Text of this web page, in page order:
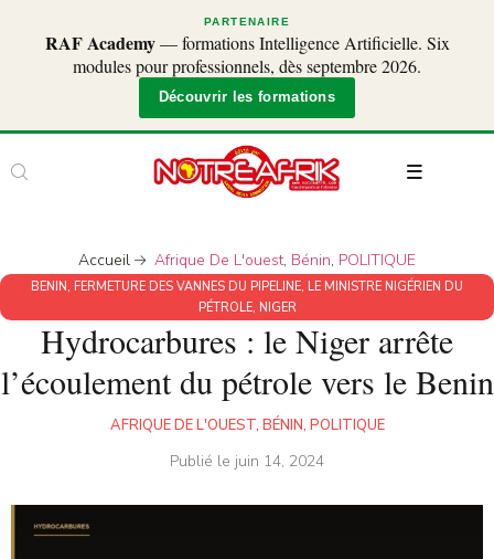
PARTENAIRE
RAF Academy— formations Intelligence Artificielle. Six
modules pour professionnels, dès septembre 2026.
Découvrir les formations
Accueil Afrique De L'ouest, Bénin, POLITIQUE
BENIN, FERMETURE DES VANNES DU PIPELINE, LE MINISTRE NIGÉRIEN DU
PÉTROLE, NIGER
Hydrocarbures : le Niger arrête
l’écoulement du pétrole vers le Benin
AFRIQUE DE L'OUEST, BÉNIN, POLITIQUE
Publié le juin 14, 2024